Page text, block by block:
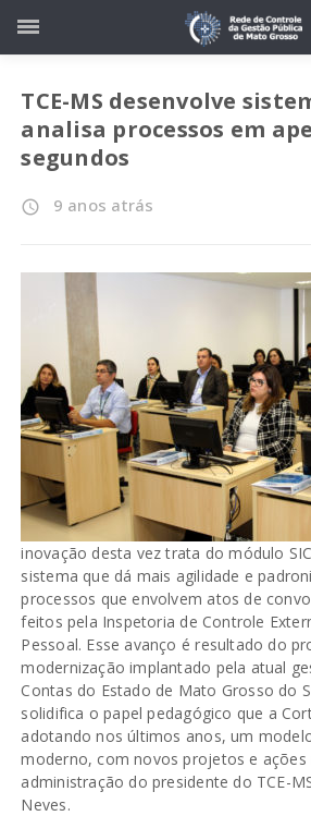
TCE-MS desenvolve
analisa processos em
segundos
access_time 9 anos atrás
inovação desta vez trata do módulo
sistema que dá mais agilidade e
processos que envolvem atos de
feitos pela Inspetoria de Controle
Pessoal. Esse avanço é resultado do
modernização implantado pela atual
Contas do Estado de Mato Grosso do
solidifica o papel pedagógico que a
adotando nos últimos anos, um
moderno, com novos projetos e ações
administração do presidente do TCE-
Neves.